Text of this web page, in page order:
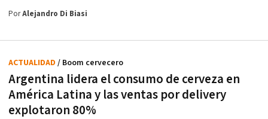
PorAlejandro Di Biasi
Argentina lidera el consumo de cerveza en
América Latina y las ventas por delivery
explotaron 80%
ACTUALIDAD / Boom cervecero